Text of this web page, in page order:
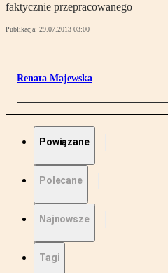
faktycznie przepracowanego
Publikacja: 29.07.2013 03:00
Renata Majewska
Powiązane
Polecane
Najnowsze
Tagi